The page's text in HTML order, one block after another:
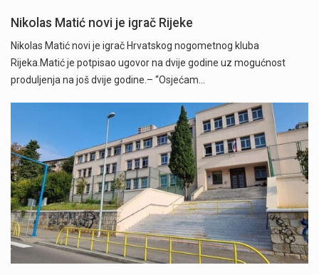
Nikolas Matić novi je igrač Rijeke
Nikolas Matić novi je igrač Hrvatskog nogometnog kluba
Rijeka.Matić je potpisao ugovor na dvije godine uz mogućnost
produljenja na još dvije godine.– “Osjećam…